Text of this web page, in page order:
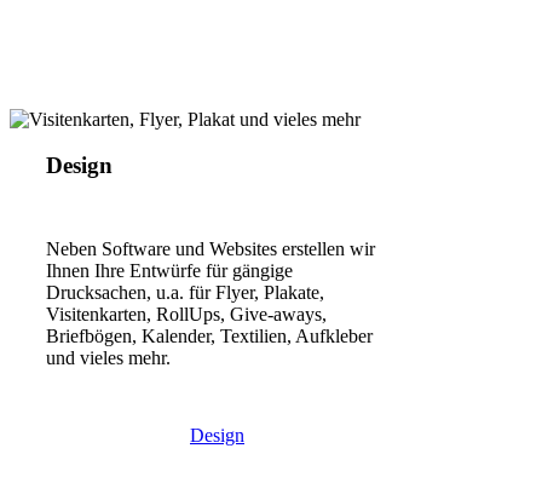
Design
Neben Software und Websites erstellen wir
Ihnen Ihre Entwürfe für gängige
Drucksachen, u.a. für Flyer, Plakate,
Visitenkarten, RollUps, Give-aways,
Briefbögen, Kalender, Textilien, Aufkleber
und vieles mehr.
Design